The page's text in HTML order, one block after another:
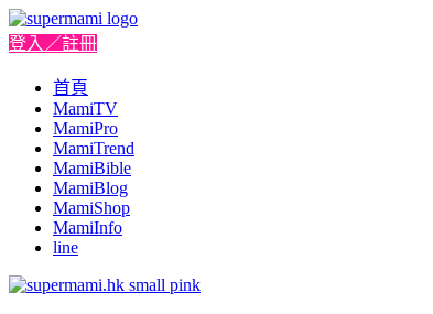
登入／註冊
首頁
MamiTV
MamiPro
MamiTrend
MamiBible
MamiBlog
MamiShop
MamiInfo
line